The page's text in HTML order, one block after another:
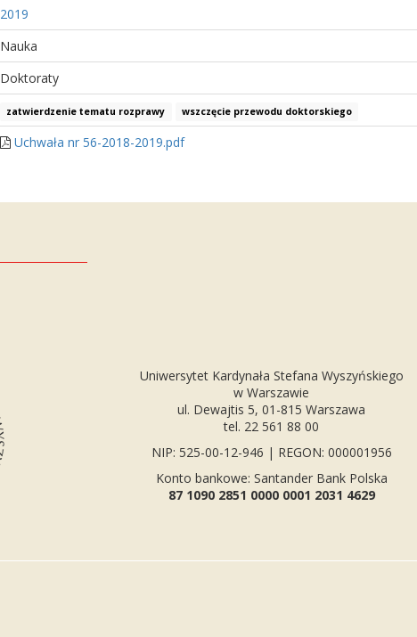
2019
Nauka
Doktoraty
zatwierdzenie tematu rozprawy wszczęcie przewodu doktorskiego
Uchwała nr 56-2018-2019.pdf
Uniwersytet Kardynała Stefana Wyszyńskiego
w Warszawie
ul. Dewajtis 5, 01-815 Warszawa
tel. 22 561 88 00
NIP: 525-00-12-946 | REGON: 000001956
Konto bankowe: Santander Bank Polska
87 1090 2851 0000 0001 2031 4629